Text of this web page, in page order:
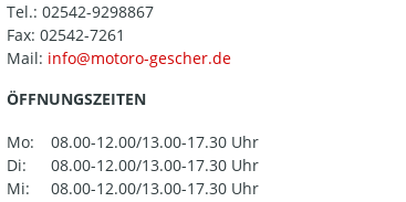
Tel.: 02542-9298867
Fax: 02542-7261
Mail:
ÖFFNUNGSZEITEN
Mo:
08.00-12.00/13.00-17.30 Uhr
Di:
08.00-12.00/13.00-17.30 Uhr
Mi:
08.00-12.00/13.00-17.30 Uhr